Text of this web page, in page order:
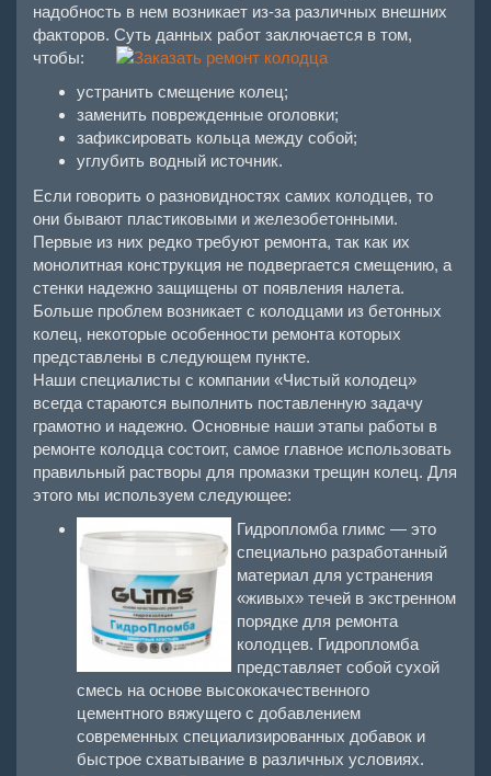
надобность в нем возникает из-за различных внешних
факторов. Суть данных работ заключается в том,
чтобы:
устранить смещение колец;
заменить поврежденные оголовки;
зафиксировать кольца между собой;
углубить водный источник.
Если говорить о разновидностях самих колодцев, то
они бывают пластиковыми и железобетонными.
Первые из них редко требуют ремонта, так как их
монолитная конструкция не подвергается смещению, а
стенки надежно защищены от появления налета.
Больше проблем возникает с колодцами из бетонных
колец, некоторые особенности ремонта которых
представлены в следующем пункте.
Наши специалисты с компании «Чистый колодец»
всегда стараются выполнить поставленную задачу
грамотно и надежно. Основные наши этапы работы в
ремонте колодца состоит, самое главное использовать
правильный растворы для промазки трещин колец. Для
этого мы используем следующее:
Гидропломба глимс — это
специально разработанный
материал для устранения
«живых» течей в экстренном
порядке для ремонта
колодцев. Гидропломба
представляет собой сухой
смесь на основе высококачественного
цементного вяжущего с добавлением
современных специализированных добавок и
быстрое схватывание в различных условиях.